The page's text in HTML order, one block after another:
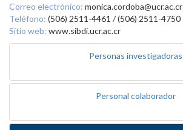
Correo electrónico: monica.cordoba@ucr.ac.cr
Teléfono: (506) 2511-4461 / (506) 2511-4750
Sitio web: www.sibdi.ucr.ac.cr
Personas investigadoras
Personal colaborador